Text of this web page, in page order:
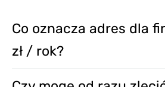
Co oznacza adres dla
zł / rok?